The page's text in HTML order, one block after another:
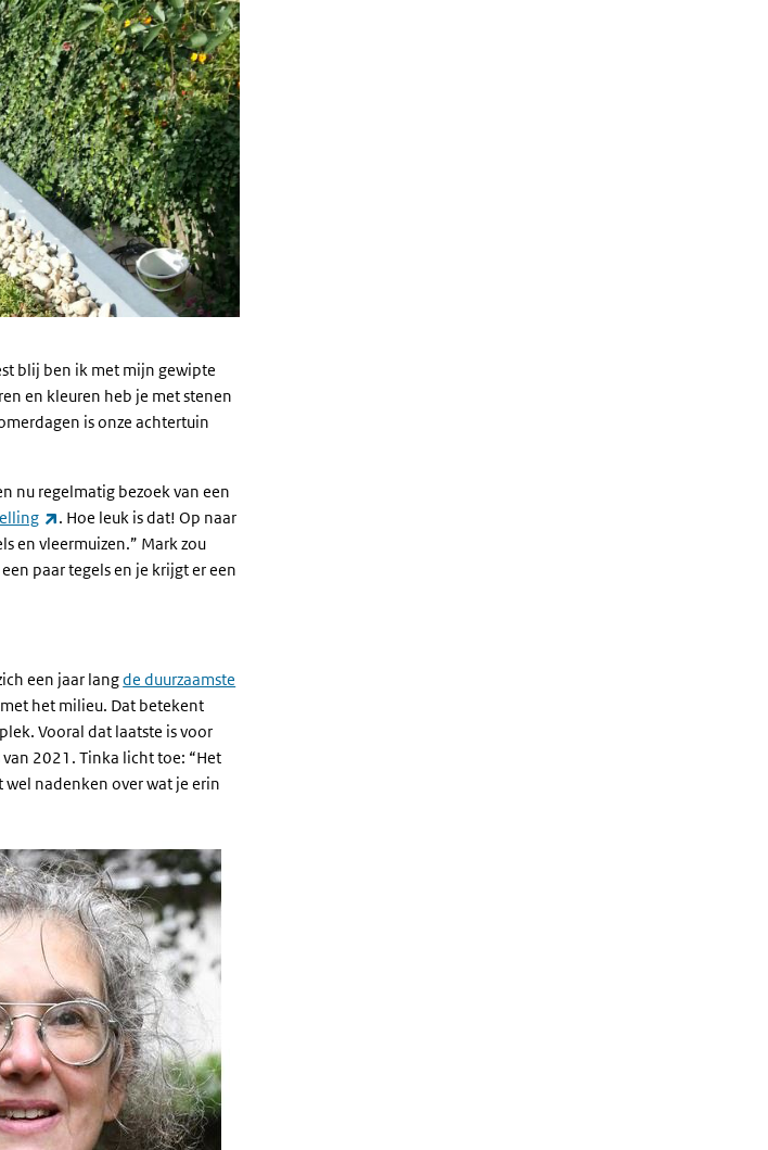
blij ben ik met mijn gewipte
en kleuren heb je met stenen
is onze achtertuin
nu regelmatig bezoek van een
(externe link)
. Hoe leuk is dat! Op naar
en vleermuizen.” Mark zou
paar tegels en je krijgt er een
een jaar langde duurzaamste
het milieu. Dat betekent
Vooral dat laatste is voor
2021. Tinka licht toe: “Het
nadenken over wat je erin